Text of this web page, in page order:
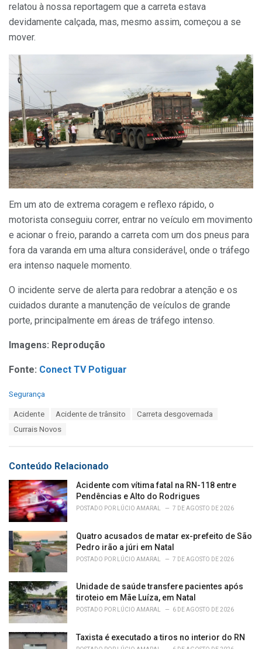
relatou à nossa reportagem que a carreta estava
devidamente calçada, mas, mesmo assim, começou a se
mover.
Em um ato de extrema coragem e reflexo rápido, o
motorista conseguiu correr, entrar no veículo em movimento
e acionar o freio, parando a carreta com um dos pneus para
fora da varanda em uma altura considerável, onde o tráfego
era intenso naquele momento.
O incidente serve de alerta para redobrar a atenção e os
cuidados durante a manutenção de veículos de grande
porte, principalmente em áreas de tráfego intenso.
Imagens: Reprodução
Fonte: Conect TV Potiguar
C
i
e
s
:
Segurança
Acidente Acidente de trânsito
Carreta desgovernada
Currais Novos
Conteúdo Relacionado
Acidente com vítima fatal na RN-118 entre
Pendências e Alto do Rodrigues
POSTADO POR LÚCIO AMARAL 7 DE AGOSTO DE 2026
Quatro acusados de matar ex-prefeito de São
Pedro irão a júri em Natal
POSTADO POR LÚCIO AMARAL 7 DE AGOSTO DE 2026
Unidade de saúde transfere pacientes após
tiroteio em Mãe Luíza, em Natal
POSTADO POR LÚCIO AMARAL 6 DE AGOSTO DE 2026
Taxista é executado a tiros no interior do RN